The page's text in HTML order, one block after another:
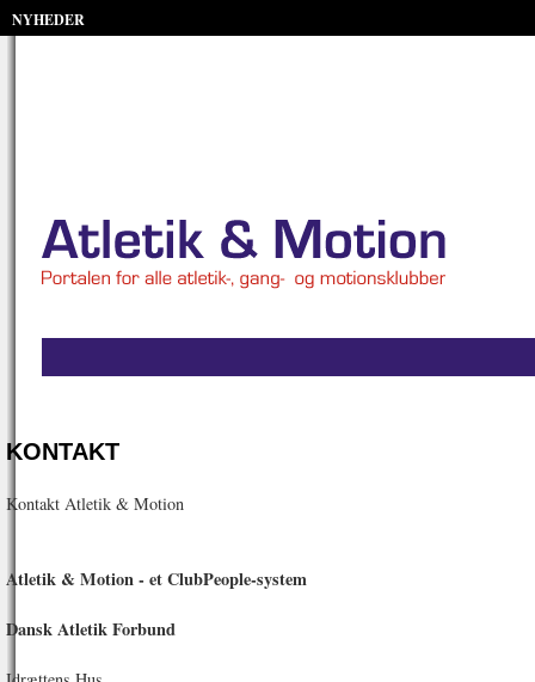
NYHEDER
KONTAKT
Kontakt Atletik & Motion
Atletik & Motion - et ClubPeople-system
Dansk Atletik Forbund